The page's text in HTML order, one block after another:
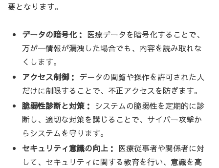
要となります。
データの暗号化： 医療データを暗号化することで、
万が一情報が漏洩した場合でも、内容を読み取れな
くします。
アクセス制御： データの閲覧や操作を許可された人
だけに制限することで、不正アクセスを防ぎます。
脆弱性診断と対策： システムの脆弱性を定期的に診
断し、適切な対策を講じることで、サイバー攻撃か
らシステムを守ります。
セキュリティ意識の向上： 医療従事者や関係者に対
して、セキュリティに関する教育を行い、意識を高